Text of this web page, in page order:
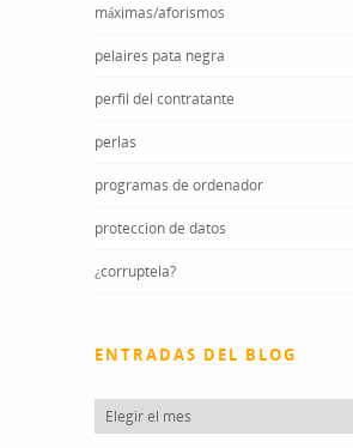
máximas/aforismos
pelaires pata negra
perfil del contratante
perlas
programas de ordenador
proteccion de datos
¿corruptela?
ENTRADAS DEL BLOG
Entradas
del